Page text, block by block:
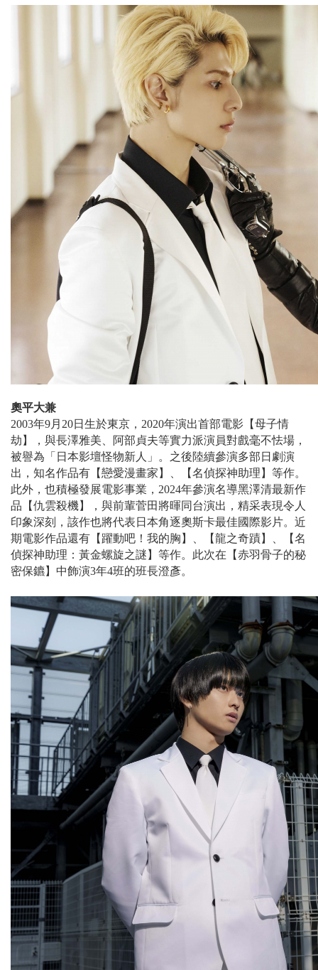
奧平大兼
2003年9月20日生於東京，2020年演出首部電影【母子情
劫】，與長澤雅美、阿部貞夫等實力派演員對戲毫不怯場，
被譽為「日本影壇怪物新人」。之後陸續參演多部日劇演
出，知名作品有【戀愛漫畫家】、【名偵探神助理】等作。
此外，也積極發展電影事業，2024年參演名導黑澤清最新作
品【仇雲殺機】，與前輩菅田將暉同台演出，精采表現令人
印象深刻，該作也將代表日本角逐奧斯卡最佳國際影片。近
期電影作品還有【躍動吧！我的胸】、【龍之奇蹟】、【名
偵探神助理：黃金螺旋之謎】等作。此次在【赤羽骨子的秘
密保鑣】中飾演3年4班的班長澄彥。